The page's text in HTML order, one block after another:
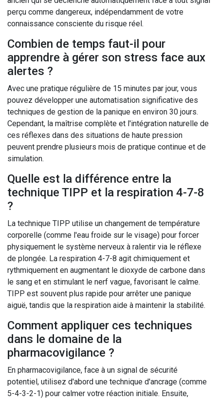
perçu comme dangereux, indépendamment de votre
connaissance consciente du risque réel.
Combien de temps faut-il pour
apprendre à gérer son stress face aux
alertes ?
Avec une pratique régulière de 15 minutes par jour, vous
pouvez développer une automatisation significative des
techniques de gestion de la panique en environ 30 jours.
Cependant, la maîtrise complète et l'intégration naturelle de
ces réflexes dans des situations de haute pression
peuvent prendre plusieurs mois de pratique continue et de
simulation.
Quelle est la différence entre la
technique TIPP et la respiration 4-7-8
?
La technique TIPP utilise un changement de température
corporelle (comme l'eau froide sur le visage) pour forcer
physiquement le système nerveux à ralentir via le réflexe
de plongée. La respiration 4-7-8 agit chimiquement et
rythmiquement en augmentant le dioxyde de carbone dans
le sang et en stimulant le nerf vague, favorisant le calme.
TIPP est souvent plus rapide pour arrêter une panique
aiguë, tandis que la respiration aide à maintenir la stabilité.
Comment appliquer ces techniques
dans le domaine de la
pharmacovigilance ?
En pharmacovigilance, face à un signal de sécurité
potentiel, utilisez d'abord une technique d'ancrage (comme
5-4-3-2-1) pour calmer votre réaction initiale. Ensuite,